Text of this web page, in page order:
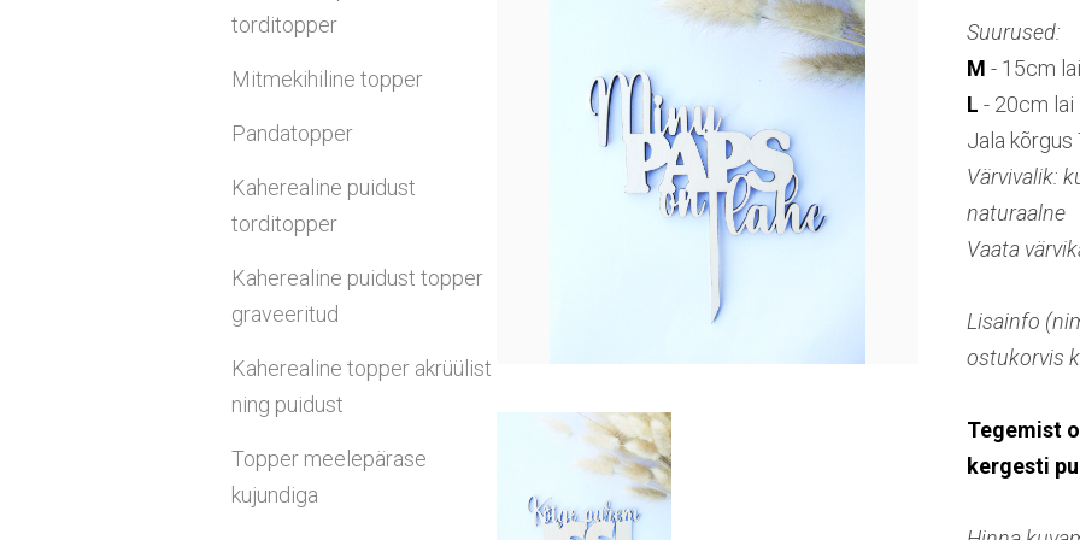
torditopper
Mitmekihiline topper
Pandatopper
Kaherealine puidust
torditopper
Kaherealine puidust topper
graveeritud
Kaherealine topper akrüülist
ning puidust
Topper meelepärase
kujundiga
Suurused:
M - 15cm lai
L - 20cm lai
Jala
Värvivalik:
naturaalne
Vaata
Lisainfo
ostukorvis
Tegemist
kergesti